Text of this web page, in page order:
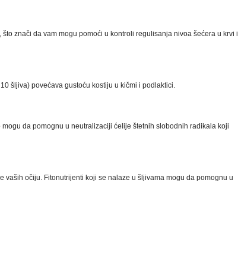
znači da vam mogu pomoći u kontroli regulisanja nivoa šećera u krvi i
šljiva) povećava gustoću kostiju u kičmi i podlaktici.
da pomognu u neutralizaciji ćelije štetnih slobodnih radikala koji
vaših očiju. Fitonutrijenti koji se nalaze u šljivama mogu da pomognu u